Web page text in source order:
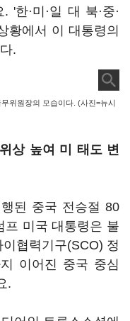
'한·미·일 대 북·중·
황에서 이 대통령의
.
위원장의 모습이다. (사진=뉴시
상 높여 미 태도 변
된 중국 전승절 80
프 미국 대통령은 불
협력기구(SCO) 정
이어진 중국 중심
.